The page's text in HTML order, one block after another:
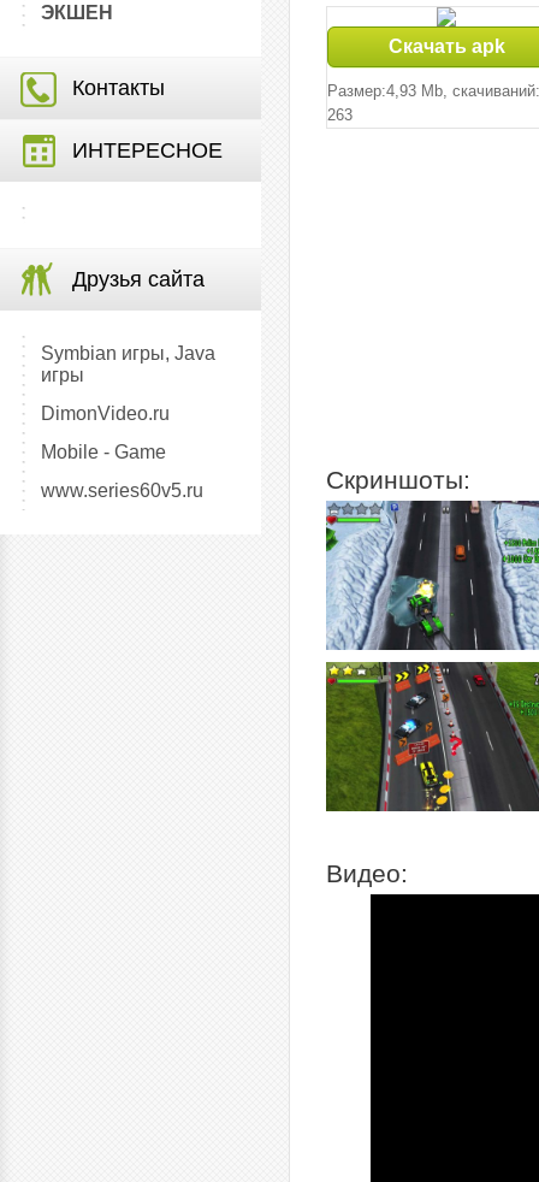
ЭКШЕН
Контакты
ИНТЕРЕСНОЕ
Друзья сайта
Symbian игры, Java
игры
DimonVideo.ru
Mobile - Game
www.series60v5.ru
Скачать apk
Размер:4,93 Mb, cкачиваний:
263
Скриншоты:
Видео: